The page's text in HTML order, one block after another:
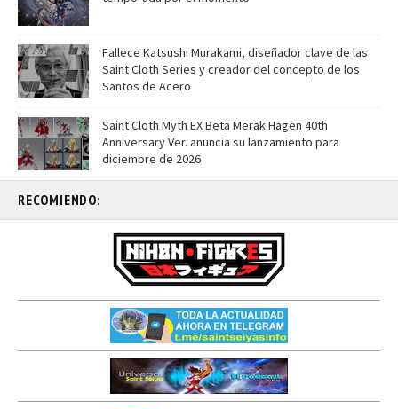
Fallece Katsushi Murakami, diseñador clave de las
Saint Cloth Series y creador del concepto de los
Santos de Acero
Saint Cloth Myth EX Beta Merak Hagen 40th
Anniversary Ver. anuncia su lanzamiento para
diciembre de 2026
RECOMIENDO: